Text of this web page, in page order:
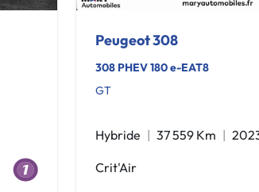
Peugeot 308
308 PHEV 180 e-EAT8
GT
Hybride 37 559 Km
Crit'Air